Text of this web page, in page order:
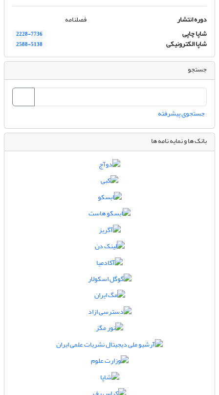
دوره انتشار
فصلنامه
شاپا چاپی
2228-7736
شاپا الکترونیکی 2588-5138
جستجو
جستجوی پیشرفته
بانک ها و نمایه نامه ها